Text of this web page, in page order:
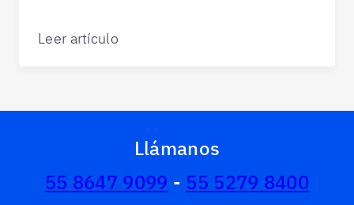
Leer artículo
Llámanos
55 8647 9099 - 55 5279 8400